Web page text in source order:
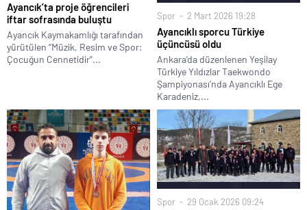
Ayancık’ta proje öğrencileri
iftar sofrasında buluştu
Ayancık Kaymakamlığı tarafından
yürütülen “Müzik, Resim ve Spor:
Çocuğun Cennetidir”...
Spor 2 Mart 2026 19:28
Ayancıklı sporcu Türkiye
üçüncüsü oldu
Ankara’da düzenlenen Yeşilay
Türkiye Yıldızlar Taekwondo
Şampiyonası’nda Ayancıklı Ege
Karadeniz,...
Spor 29 Ocak 2026 09:24